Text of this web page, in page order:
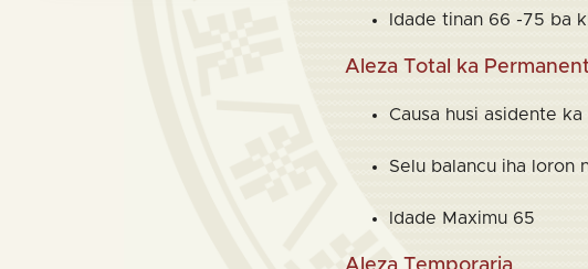
Idade tinan 66 -75 ba
Aleza Total ka
Causa husi asidente
Selu balancu iha loron
Idade Maximu 65